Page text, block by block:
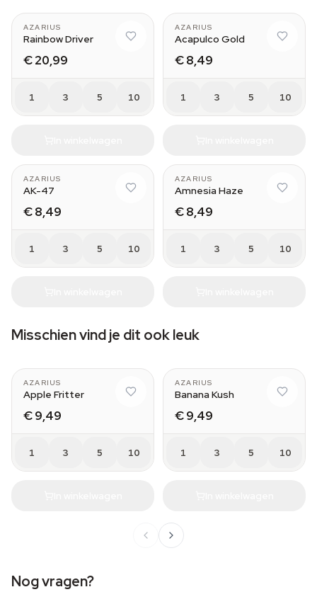
AZARIUS
Rainbow Driver
€ 20,99
1 3 5 10
AZARIUS
Acapulco Gold
€ 8,49
1 3 5 10
AZARIUS
AK-47
€ 8,49
1 3 5 10
AZARIUS
Amnesia Haze
€ 8,49
1 3 5 10
Misschien vind je dit ook leuk
AZARIUS
Apple Fritter
€ 9,49
1 3 5 10
AZARIUS
Banana Kush
€ 9,49
1 3 5 10
Nog vragen?